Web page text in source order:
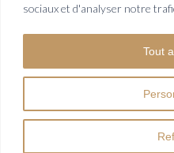
sociaux et d'analyser notre
Tout
Carte professionnelle Transaction
CPI 3701 2023 000 000 002
EUROPE SA Tours CBX 1,
© AD Immobilier -